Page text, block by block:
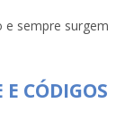
sempre surgem
E CÓDIGOS